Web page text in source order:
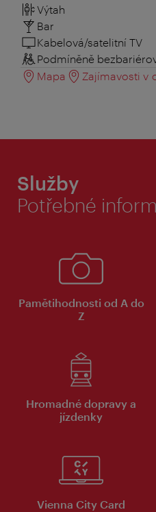
Výtah
Bar
Kabelová/satelitní TV
Podmíněně
Mapa
Zajímavosti v
Služby
Potřebné
Pamětihodnosti od A do
Z
Hromadné dopravy a
jízdenky
Vienna City Card